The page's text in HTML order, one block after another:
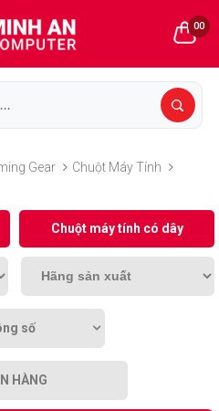
00
Gear
Chuột Máy Tính
Chuột máy tính có dây
số
HÀNG